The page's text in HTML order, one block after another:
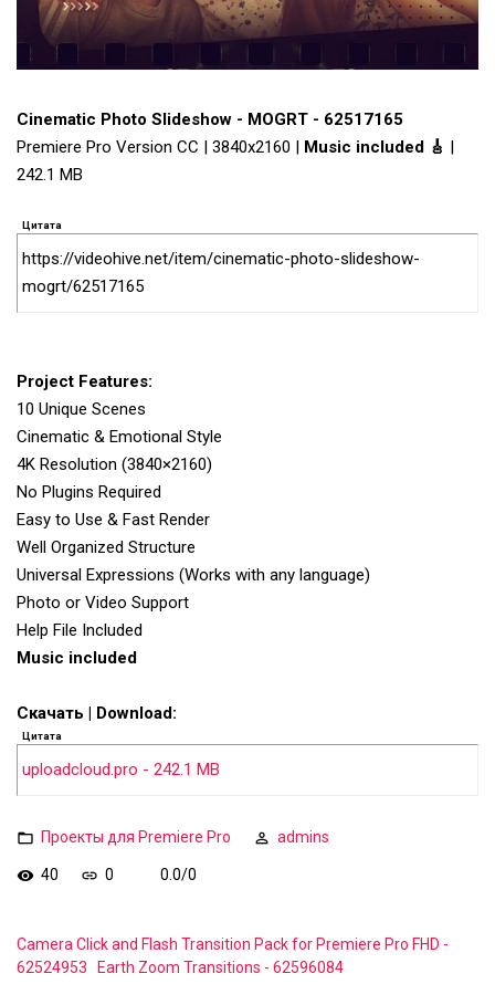
Cinematic Photo Slideshow - MOGRT - 62517165
Premiere Pro Version CC | 3840x2160 | Music included 🎸 |
242.1 MB
Цитата
https://videohive.net/item/cinematic-photo-slideshow-
mogrt/62517165
Project Features:
10 Unique Scenes
Cinematic & Emotional Style
4K Resolution (3840×2160)
No Plugins Required
Easy to Use & Fast Render
Well Organized Structure
Universal Expressions (Works with any language)
Photo or Video Support
Help File Included
Music included
Скачать | Download:
Цитата
uploadcloud.pro - 242.1 MB
Проекты для Premiere Pro admins
40 0 0.0/0
Camera Click and Flash Transition Pack for Premiere Pro FHD -
62524953
Earth Zoom Transitions - 62596084